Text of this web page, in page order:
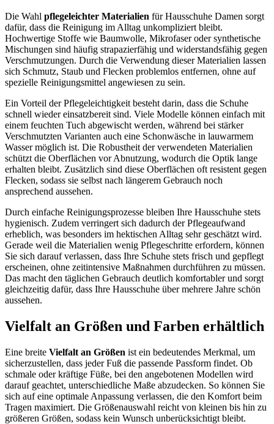
Die Wahl pflegeleichter Materialien für Hausschuhe Damen sorgt
dafür, dass die Reinigung im Alltag unkompliziert bleibt.
Hochwertige Stoffe wie Baumwolle, Mikrofaser oder synthetische
Mischungen sind häufig strapazierfähig und widerstandsfähig gegen
Verschmutzungen. Durch die Verwendung dieser Materialien lassen
sich Schmutz, Staub und Flecken problemlos entfernen, ohne auf
spezielle Reinigungsmittel angewiesen zu sein.
Ein Vorteil der Pflegeleichtigkeit besteht darin, dass die Schuhe
schnell wieder einsatzbereit sind. Viele Modelle können einfach mit
einem feuchten Tuch abgewischt werden, während bei stärker
Verschmutzten Varianten auch eine Schonwäsche in lauwarmem
Wasser möglich ist. Die Robustheit der verwendeten Materialien
schützt die Oberflächen vor Abnutzung, wodurch die Optik lange
erhalten bleibt. Zusätzlich sind diese Oberflächen oft resistent gegen
Flecken, sodass sie selbst nach längerem Gebrauch noch
ansprechend aussehen.
Durch einfache Reinigungsprozesse bleiben Ihre Hausschuhe stets
hygienisch. Zudem verringert sich dadurch der Pflegeaufwand
erheblich, was besonders im hektischen Alltag sehr geschätzt wird.
Gerade weil die Materialien wenig Pflegeschritte erfordern, können
Sie sich darauf verlassen, dass Ihre Schuhe stets frisch und gepflegt
erscheinen, ohne zeitintensive Maßnahmen durchführen zu müssen.
Das macht den täglichen Gebrauch deutlich komfortabler und sorgt
gleichzeitig dafür, dass Ihre Hausschuhe über mehrere Jahre schön
aussehen.
Vielfalt an Größen und Farben erhältlich
Eine breite Vielfalt an Größen ist ein bedeutendes Merkmal, um
sicherzustellen, dass jeder Fuß die passende Passform findet. Ob
schmale oder kräftige Füße, bei den angebotenen Modellen wird
darauf geachtet, unterschiedliche Maße abzudecken. So können Sie
sich auf eine optimale Anpassung verlassen, die den Komfort beim
Tragen maximiert. Die Größenauswahl reicht von kleinen bis hin zu
größeren Größen, sodass kein Wunsch unberücksichtigt bleibt.